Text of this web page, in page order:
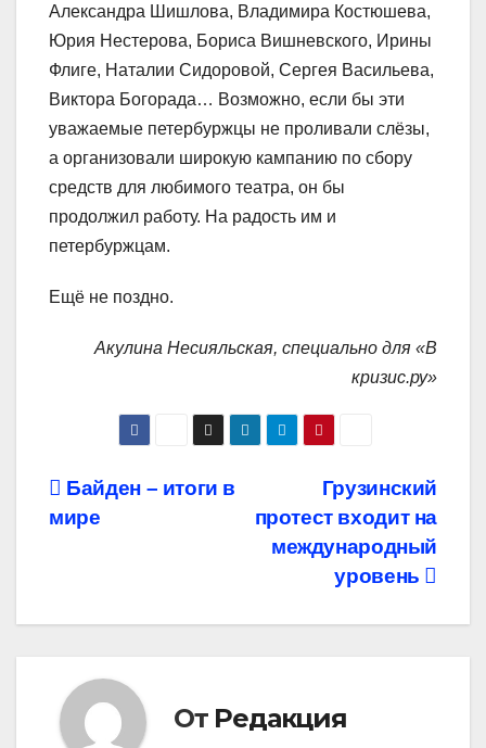
Александра Шишлова, Владимира Костюшева,
Юрия Нестерова, Бориса Вишневского, Ирины
Флиге, Наталии Сидоровой, Сергея Васильева,
Виктора Богорада… Возможно, если бы эти
уважаемые петербуржцы не проливали слёзы,
а организовали широкую кампанию по сбору
средств для любимого театра, он бы
продолжил работу. На радость им и
петербуржцам.
Ещё не поздно.
Акулина Несияльская, специально для «В
кризис.ру»
Навигация
по
Грузинский
протест входит на
международный
уровень
Байден – итоги в
мире
От Редакция